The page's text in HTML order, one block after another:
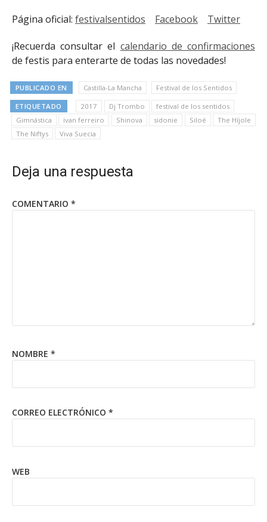
Página oficial: festivalsentidos Facebook Twitter
¡Recuerda consultar el calendario de confirmaciones
de festis para enterarte de todas las novedades!
PUBLICADO EN Castilla-La Mancha Festival de los Sentidos
ETIQUETADO 2017 Dj Trombo
festival de los sentidos
Gimnástica
ivan ferreiro Shinova sidonie Siloé
The Híjole
The Niftys
Viva Suecia
Deja una respuesta
COMENTARIO *
NOMBRE *
CORREO ELECTRÓNICO *
WEB